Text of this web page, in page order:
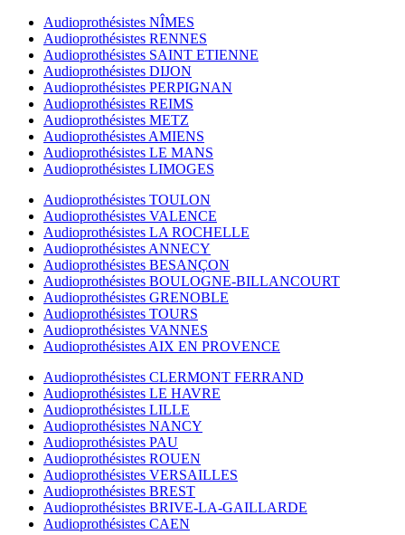
Audioprothésistes NÎMES
Audioprothésistes RENNES
Audioprothésistes SAINT ETIENNE
Audioprothésistes DIJON
Audioprothésistes PERPIGNAN
Audioprothésistes REIMS
Audioprothésistes METZ
Audioprothésistes AMIENS
Audioprothésistes LE MANS
Audioprothésistes LIMOGES
Audioprothésistes TOULON
Audioprothésistes VALENCE
Audioprothésistes LA ROCHELLE
Audioprothésistes ANNECY
Audioprothésistes BESANÇON
Audioprothésistes BOULOGNE-BILLANCOURT
Audioprothésistes GRENOBLE
Audioprothésistes TOURS
Audioprothésistes VANNES
Audioprothésistes AIX EN PROVENCE
Audioprothésistes CLERMONT FERRAND
Audioprothésistes LE HAVRE
Audioprothésistes LILLE
Audioprothésistes NANCY
Audioprothésistes PAU
Audioprothésistes ROUEN
Audioprothésistes VERSAILLES
Audioprothésistes BREST
Audioprothésistes BRIVE-LA-GAILLARDE
Audioprothésistes CAEN